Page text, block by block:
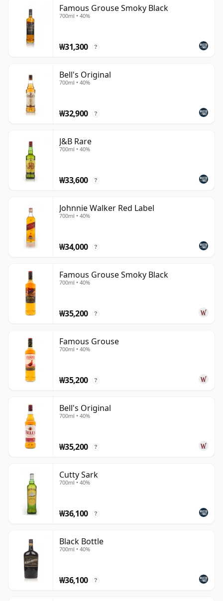
스카치 위스키의 역사, 특성 및 세계적 성공의 중심에 남아
있습니다. 잘 만들어진 블렌드는 우수한 구성 위스키뿐만 아
니라 최종 결과물이 조화롭고 독특하며 시간이 지나도 일관
성을 유지할 수 있도록 이들을 조합하는 높은 수준의 정밀함
를 필요로 합니다: 고유한 인식 가능한 특성을 가진 위스키
를 창조하고, 구성하는 위스키들의 자연스러운 변화에도 불
구하고 그 특성을 해마다 보존하는 것입니다.
Famous Grouse Smoky Black
700ml • 40%
₩31,300 ?
Bell's Original
700ml • 40%
₩32,900 ?
J&B Rare
700ml • 40%
₩33,600 ?
Johnnie Walker Red Label
700ml • 40%
₩34,000 ?
Famous Grouse Smoky Black
700ml • 40%
₩35,200 ?
Famous Grouse
700ml • 40%
₩35,200 ?
Bell's Original
700ml • 40%
₩35,200 ?
Cutty Sark
700ml • 40%
₩36,100 ?
Black Bottle
700ml • 40%
₩36,100 ?